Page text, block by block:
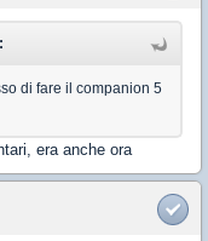
di fare il companion 5
era anche ora